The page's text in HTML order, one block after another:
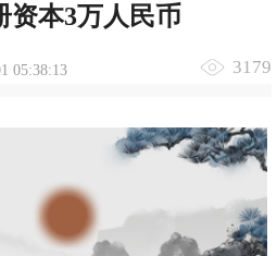
资本3万人民币
05:38:13 3179